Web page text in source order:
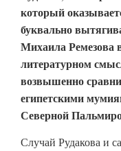
который
буквально
Михаила Ремезова
литературном
возвышенно
египетскими
Северной
Случай Рудакова и